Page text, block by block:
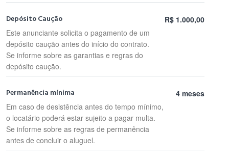
Depósito Caução
Este anunciante solicita o pagamento de um
depósito caução antes do início do contrato.
Se informe sobre as garantias e regras do
depósito caução.
R$ 1.000,00
Permanência mínima
Em caso de desistência antes do tempo mínimo,
o locatário poderá estar sujeito a pagar multa.
Se informe sobre as regras de permanência
antes de concluir o aluguel.
4 meses